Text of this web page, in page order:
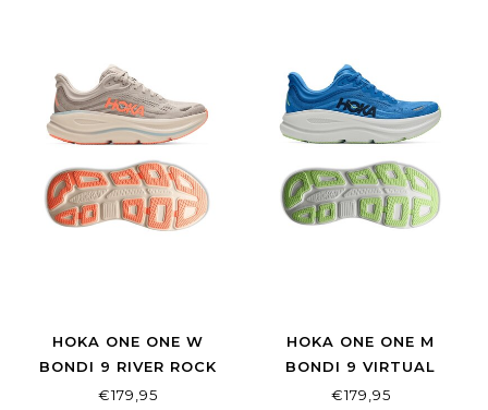
HOKA ONE ONE W
BONDI 9 RIVER ROCK
GREY/MINERAL ORE
€179,95
HOKA ONE ONE M
BONDI 9 VIRTUAL
BLUE/SOFT COBALT
€179,95